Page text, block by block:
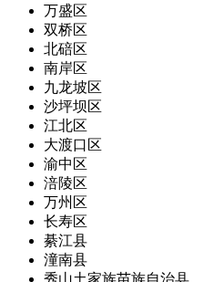
万盛区
双桥区
北碚区
南岸区
九龙坡区
沙坪坝区
江北区
大渡口区
渝中区
涪陵区
万州区
长寿区
綦江县
潼南县
秀山土家族苗族自治县